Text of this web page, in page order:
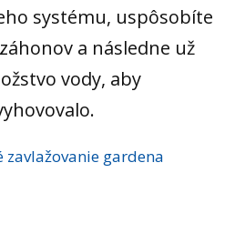
systému, uspôsobíte
a následne už
vody, aby